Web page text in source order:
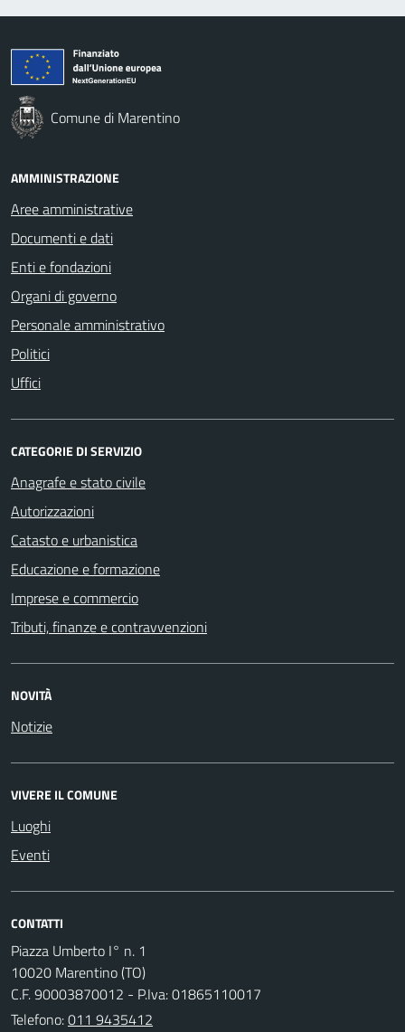
Comune di Marentino
AMMINISTRAZIONE
Aree amministrative
Documenti e dati
Enti e fondazioni
Organi di governo
Personale amministrativo
Politici
Uffici
CATEGORIE DI SERVIZIO
Anagrafe e stato civile
Autorizzazioni
Catasto e urbanistica
Educazione e formazione
Imprese e commercio
Tributi, finanze e contravvenzioni
NOVITÀ
Notizie
VIVERE IL COMUNE
Luoghi
Eventi
CONTATTI
Piazza Umberto I° n. 1
10020 Marentino (TO)
C.F. 90003870012 - P.Iva: 01865110017
Telefono:011 9435412